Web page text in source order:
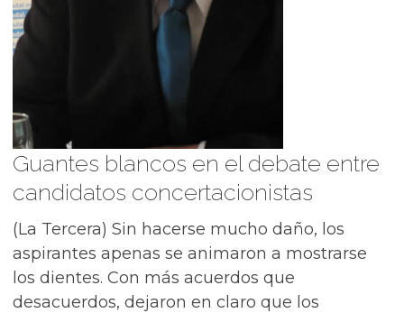
Guantes blancos en el debate entre
candidatos concertacionistas
(La Tercera) Sin hacerse mucho daño, los
aspirantes apenas se animaron a mostrarse
los dientes. Con más acuerdos que
desacuerdos, dejaron en claro que los